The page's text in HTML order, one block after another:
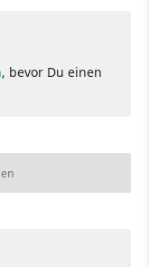
, bevor Du einen